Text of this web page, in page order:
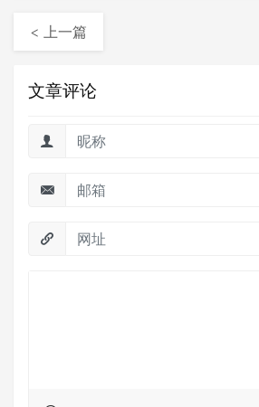
< 上一篇
文章评论